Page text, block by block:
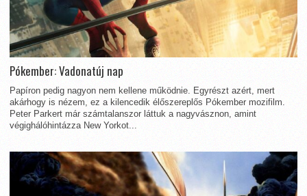
Pókember: Vadonatúj nap
Papíron pedig nagyon nem kellene működnie. Egyrészt azért, mert
akárhogy is nézem, ez a kilencedik élőszereplős Pókember mozifilm.
Peter Parkert már számtalanszor láttuk a nagyvásznon, amint
végighálóhintázza New Yorkot...